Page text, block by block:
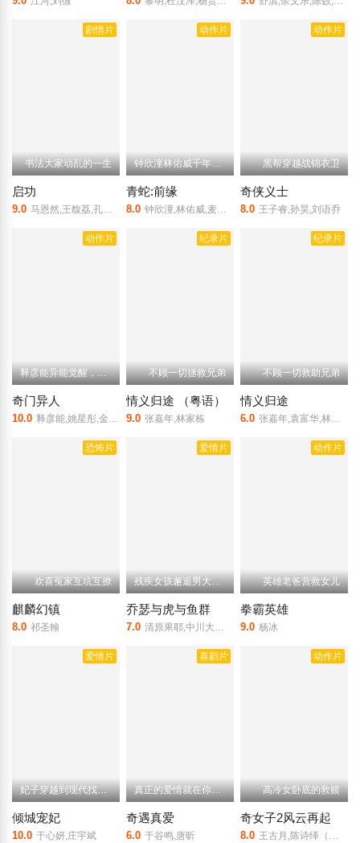
剧情片
书法大家动乱的一生
启功
9.0 马恩然,王馥荔,孔祥玉
动作片
钟欣潼林佑威千年虐恋
青蛇:前缘
8.0 钟欣潼,林佑威,麦亨利
动作片
黑帮穿越战锦衣卫
奇侠义士
8.0 王子睿,孙昊,刘语乔
动作片
释彦能异能觉醒，暴虐军团
奇门异人
10.0 释彦能,姚星彤,金迪,徐少强,王九胜,言杰
纪录片
不顾一切拯救兄弟
情义归途 （粤语）
9.0 张嘉年,林家栋
纪录片
不顾一切救助兄弟
情义归途
6.0 张嘉年,袁富华,林家栋
恐怖片
欢喜冤家互坑互撩
麒麟幻镇
8.0 祁圣翰
爱情片
残疾女孩邂逅男大学生
乔瑟与虎与鱼群
7.0 清原果耶,中川大志,宫本侑芽,兴津和幸,Lynn
动作片
英雄老爸营救女儿
拳霸英雄
9.0 杨冰
爱情片
妃子穿越到现代找皇上
倾城宠妃
10.0 于心妍,庄宇斌
喜剧片
真正的爱情就在你身边
奇遇真爱
6.0 于谷鸣,唐昕
动作片
高冷女卧底的救赎
奇女子2风云再起
8.0 王古月,陈诗绎（演员）,杨易之